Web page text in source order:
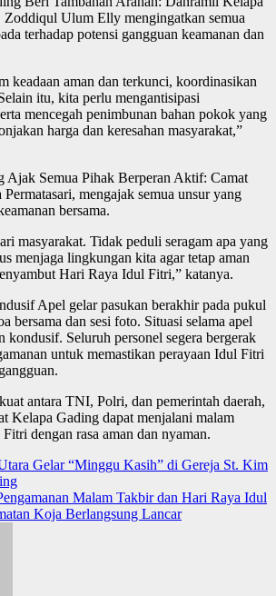
Ulum Elly mengingatkan semua
terhadap potensi gangguan keamanan dan
keadaan aman dan terkunci, koordinasikan
itu, kita perlu mengantisipasi
mencegah penimbunan bahan pokok yang
harga dan keresahan masyarakat,”
Ajak Semua Pihak Berperan Aktif: Camat
mengajak semua unsur yang
bersama.
masyarakat. Tidak peduli seragam apa yang
menjaga lingkungan kita agar tetap aman
Hari Raya Idul Fitri,” katanya.
Apel gelar pasukan berakhir pada pukul
bersama dan sesi foto. Situasi selama apel
kondusif. Seluruh personel segera bergerak
untuk memastikan perayaan Idul Fitri
antara TNI, Polri, dan pemerintah daerah,
Kelapa Gading dapat menjalani malam
dengan rasa aman dan nyaman.
Gelar “Minggu Kasih” di Gereja St. Kim
Malam Takbir dan Hari Raya Idul
Koja Berlangsung Lancar